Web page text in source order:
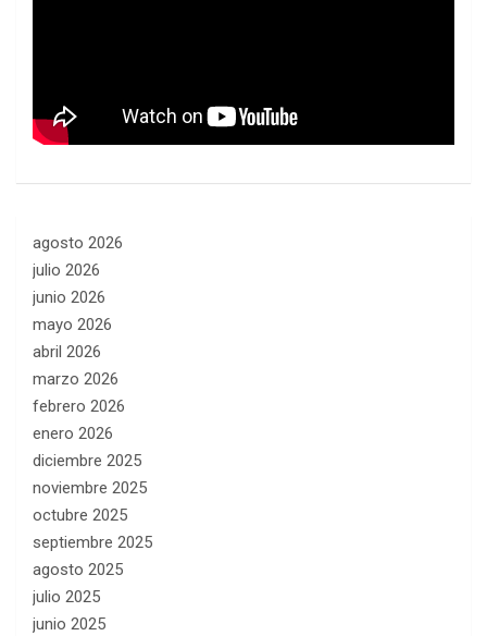
agosto 2026
julio 2026
junio 2026
mayo 2026
abril 2026
marzo 2026
febrero 2026
enero 2026
diciembre 2025
noviembre 2025
octubre 2025
septiembre 2025
agosto 2025
julio 2025
junio 2025